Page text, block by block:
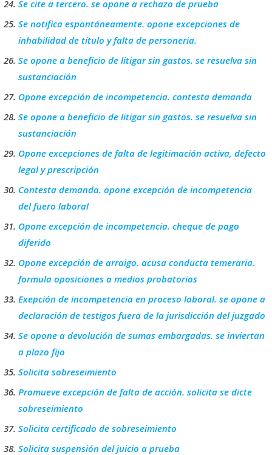
Se cite a tercero. se opone a rechazo de prueba
Se notifica espontáneamente. opone excepciones de
inhabilidad de título y falta de personeria.
Se opone a beneficio de litigar sin gastos. se resuelva sin
sustanciación
Opone excepción de incompetencia. contesta demanda
Se opone a beneficio de litigar sin gastos. se resuelva sin
sustanciación
Opone excepciones de falta de legitimación activa, defecto
legal y prescripción
Contesta demanda. opone excepción de incompetencia
del fuero laboral
Opone excepción de incompetencia. cheque de pago
diferido
Opone excepción de arraigo. acusa conducta temeraria.
formula oposiciones a medios probatorios
Exepción de incompetencia en proceso laboral. se opone a
declaración de testigos fuera de la jurisdicción del juzgado
Se opone a devolución de sumas embargadas. se inviertan
a plazo fijo
Solicita sobreseimiento
Promueve excepción de falta de acción. solicita se dicte
sobreseimiento
Solicita certificado de sobreseimiento
Solicita suspensión del juicio a prueba